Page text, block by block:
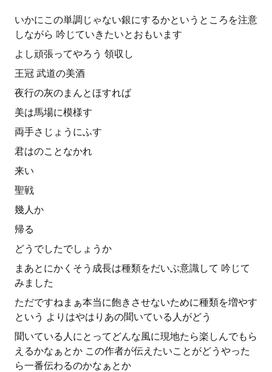
いかにこの単調じゃない銀にするかというところを注意
しながら 吟じていきたいとおもいます
よし頑張ってやろう 領収し
王冠 武道の美酒
夜行の灰のまんとほすれば
美は馬場に模様す
両手さじょうにふす
君はのことなかれ
来い
聖戦
幾人か
帰る
どうでしたでしょうか
まあとにかくそう成長は種類をだいぶ意識して 吟じて
みました
ただですねまぁ本当に飽きさせないために種類を増やす
という よりはやはりあの聞いている人がどう
聞いている人にとってどんな風に現地たら楽しんでもら
えるかなぁとか この作者が伝えたいことがどうやった
ら一番伝わるのかなぁとか